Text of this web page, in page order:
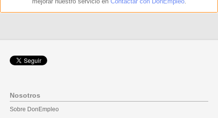
Nosotros
Sobre DonEmpleo